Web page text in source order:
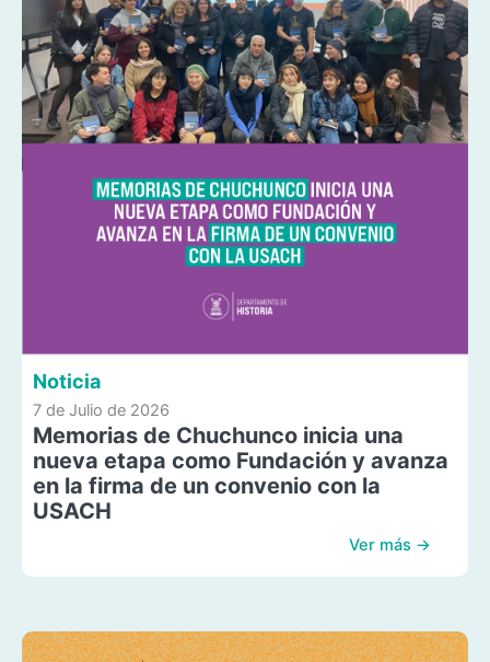
Noticia
7 de Julio de 2026
Memorias de Chuchunco inicia una
nueva etapa como Fundación y avanza
en la firma de un convenio con la
USACH
Ver más →